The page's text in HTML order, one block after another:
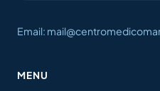
Email:
MENU